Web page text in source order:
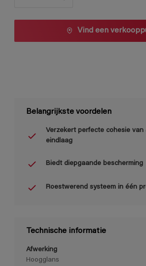
Vind een
Belangrijkste voordelen
Verzekert perfecte cohesie
eindlaag
Biedt diepgaande bescherming
Roestwerend systeem in één
Technische informatie
Afwerking
Hoogglans